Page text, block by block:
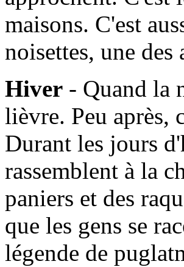
maisons. C'est
noisettes, une
Hiver - Quand la
lièvre. Peu après,
Durant les jours
rassemblent à la
paniers et des
que les gens se
légende de